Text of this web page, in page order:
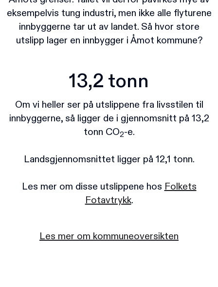
eksempelvis tung industri, men ikke alle flyturene
innbyggerne tar ut av landet. Så hvor store
utslipp lager en innbygger i Åmot kommune?
13,2 tonn
Om vi heller ser på utslippene fra livsstilen til
innbyggerne, så ligger de i gjennomsnitt på 13,2
tonn CO2-e.
Landsgjennomsnittet ligger på 12,1 tonn.
Les mer om disse utslippene hos Folkets
Fotavtrykk.
Les mer om kommuneoversikten